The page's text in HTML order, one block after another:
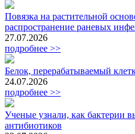
Повязка на растительной
распространение раневых
27.07.2026
подробнее >>
Белок, перерабатываемый
24.07.2026
подробнее >>
Ученые узнали, как бактерии
антибиотиков